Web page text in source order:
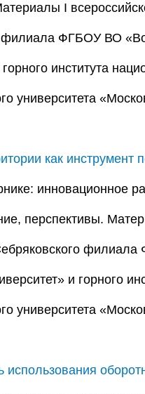
I
филиала ФГБОУ ВО
института
университета
как
инновационное
перспективы.
и горного
университета